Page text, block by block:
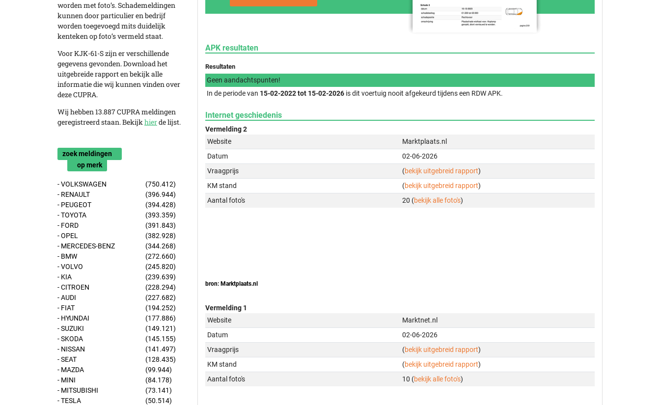
worden met foto’s. Schademeldingen
kunnen door particulier en bedrijf
worden toegevoegd mits duidelijk
kenteken op foto’s vermeld staat.
Voor KJK-61-S zijn er verschillende
gegevens gevonden. Download het
uitgebreide rapport en bekijk alle
informatie die wij kunnen vinden over
deze CUPRA.
Wij hebben 13.887 CUPRA meldingen
geregistreerd staan. Bekijkhierde lijst.
zoek meldingen
op merk
- VOLKSWAGEN
(750.412)
- RENAULT
(396.944)
- PEUGEOT
(394.428)
- TOYOTA
(393.359)
- FORD
(391.843)
- OPEL
(382.928)
- MERCEDES-BENZ
(344.268)
- BMW
(272.660)
- VOLVO
(245.820)
- KIA
(239.639)
- CITROEN
(228.294)
- AUDI
(227.682)
- FIAT
(194.252)
- HYUNDAI
(177.886)
- SUZUKI
(149.121)
- SKODA
(145.155)
- NISSAN
(141.497)
- SEAT
(128.435)
- MAZDA
(99.944)
- MINI
(84.178)
- MITSUBISHI
(73.141)
- TESLA
(50.514)
APK resultaten
Resultaten
Geen aandachtspunten!
In de periode van 15-02-2022 tot 15-02-2026 is dit voertuig nooit afgekeurd tijdens een RDW APK.
Internet geschiedenis
Vermelding 2
Website
Marktplaats.nl
Datum
02-06-2026
Vraagprijs
(bekijk uitgebreid rapport)
KM stand
(bekijk uitgebreid rapport)
Aantal foto's
20 (bekijk alle foto's)
bron: Marktplaats.nl
Vermelding 1
Website
Marktnet.nl
Datum
02-06-2026
Vraagprijs
(bekijk uitgebreid rapport)
KM stand
(bekijk uitgebreid rapport)
Aantal foto's
10 (bekijk alle foto's)